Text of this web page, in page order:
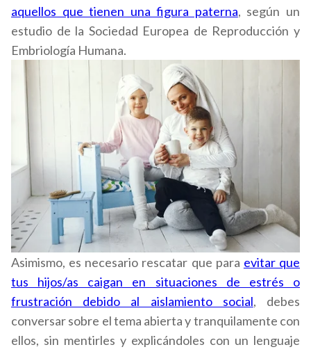
aquellos que tienen una figura paterna, según un
estudio de la Sociedad Europea de Reproducción y
Embriología Humana.
Asimismo, es necesario rescatar que para evitar que
tus hijos/as caigan en situaciones de estrés o
frustración debido al aislamiento social, debes
conversar sobre el tema abierta y tranquilamente con
ellos, sin mentirles y explicándoles con un lenguaje